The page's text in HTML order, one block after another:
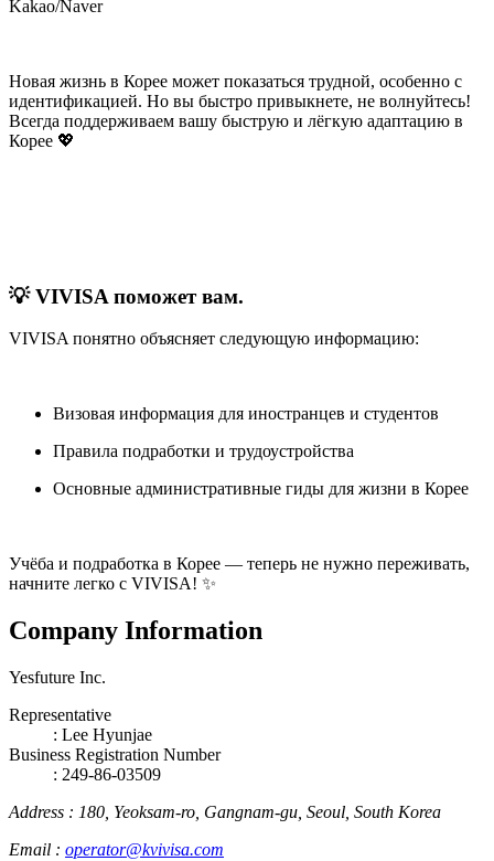
Kakao/Naver
Новая жизнь в Корее может показаться трудной, особенно с
идентификацией. Но вы быстро привыкнете, не волнуйтесь!
Всегда поддерживаем вашу быструю и лёгкую адаптацию в
Корее 💖
💡 VIVISA поможет вам.
VIVISA понятно объясняет следующую информацию:
Визовая информация для иностранцев и студентов
Правила подработки и трудоустройства
Основные административные гиды для жизни в Корее
Учёба и подработка в Корее — теперь не нужно переживать,
начните легко с VIVISA! ✨
Company Information
Yesfuture Inc.
Representative
: Lee Hyunjae
Business Registration Number
: 249-86-03509
Address : 180, Yeoksam-ro, Gangnam-gu, Seoul, South Korea
Email : operator@kvivisa.com